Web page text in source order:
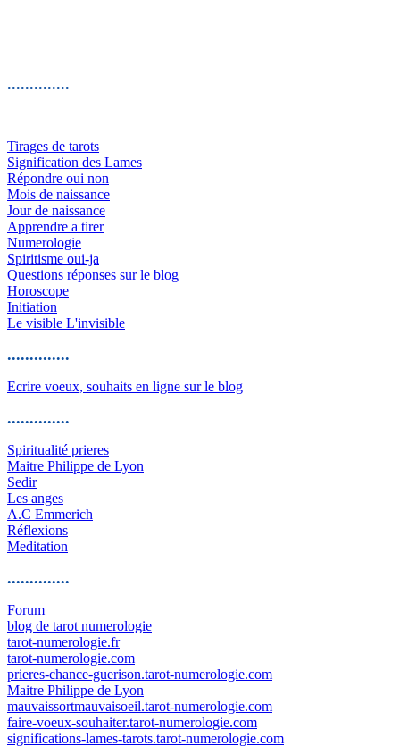
..............
Tirages de tarots
Signification des Lames
Répondre oui non
Mois de naissance
Jour de naissance
Apprendre a tirer
Numerologie
Spiritisme oui-ja
Questions réponses sur le blog
Horoscope
Initiation
Le visible L'invisible
..............
Ecrire voeux, souhaits en ligne sur le blog
..............
Spiritualité prieres
Maitre Philippe de Lyon
Sedir
Les anges
A.C Emmerich
Réflexions
Meditation
..............
Forum
blog de tarot numerologie
tarot-numerologie.fr
tarot-numerologie.com
prieres-chance-guerison.tarot-numerologie.com
Maitre Philippe de Lyon
mauvaissortmauvaisoeil.tarot-numerologie.com
faire-voeux-souhaiter.tarot-numerologie.com
significations-lames-tarots.tarot-numerologie.com